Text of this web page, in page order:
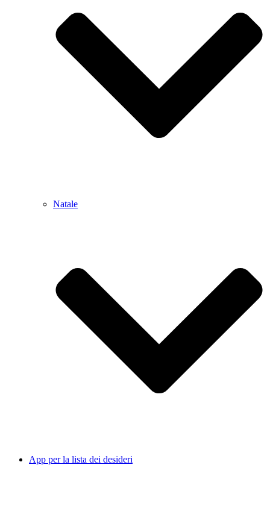
Natale
App per la lista dei desideri